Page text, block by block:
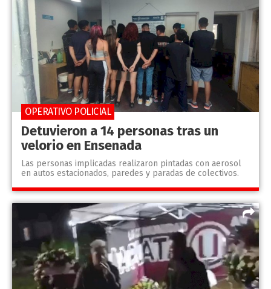
Detuvieron a 14 personas tras un
velorio en Ensenada
Las personas implicadas realizaron pintadas con aerosol
en autos estacionados, paredes y paradas de colectivos.
OPERATIVO POLICIAL